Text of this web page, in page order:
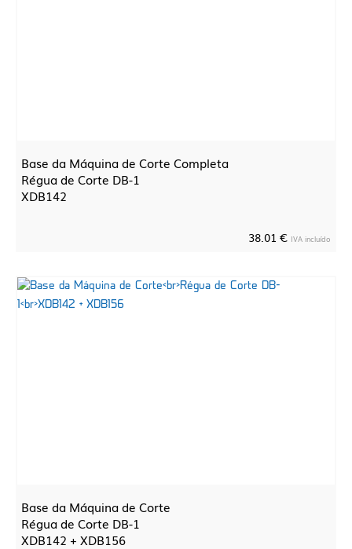
Base da Máquina de Corte Completa
Régua de Corte DB-1
XDB142
38.01 € IVA incluído
Base da Máquina de Corte
Régua de Corte DB-1
XDB142 + XDB156